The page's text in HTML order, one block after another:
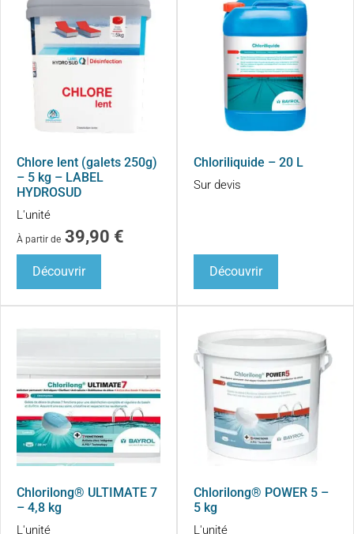
Chlore lent (galets 250g)
– 5 kg – LABEL
HYDROSUD
L'unité
À partir de 39,90 €
Découvrir
Chloriliquide – 20 L
Sur devis
Découvrir
Chlorilong® ULTIMATE 7
– 4,8 kg
L'unité
Chlorilong® POWER 5 –
5 kg
L'unité